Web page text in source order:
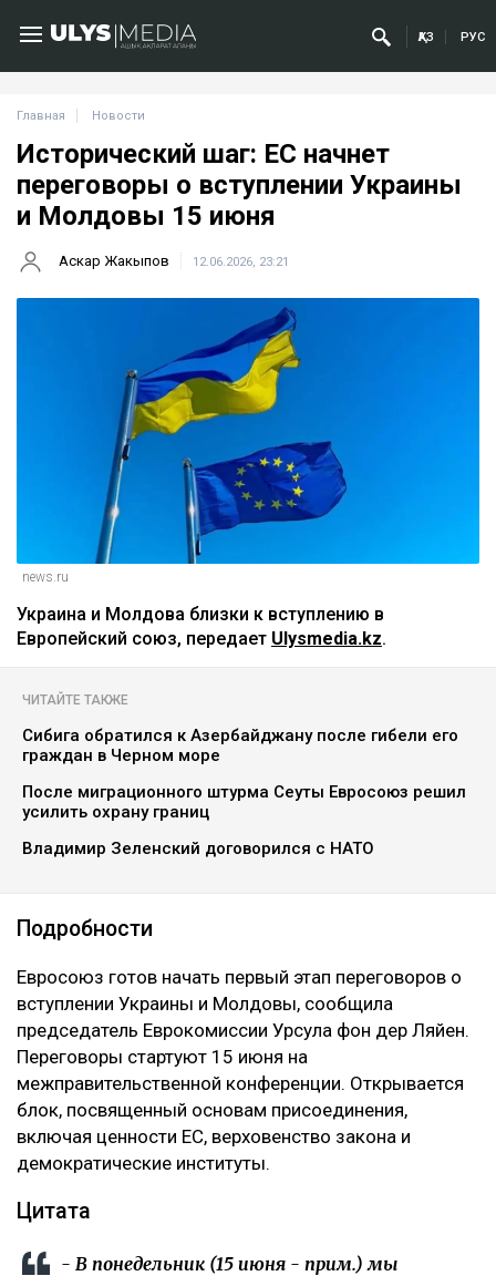
ҚАЗ РУС
Главная Новости
Исторический шаг: ЕС начнет
переговоры о вступлении Украины
и Молдовы 15 июня
Аскар Жакыпов 12.06.2026, 23:21
news.ru
Украина и Молдова близки к вступлению в
Европейский союз, передает Ulysmedia.kz.
ЧИТАЙТЕ ТАКЖЕ
Сибига обратился к Азербайджану после гибели его
граждан в Черном море
После миграционного штурма Сеуты Евросоюз решил
усилить охрану границ
Владимир Зеленский договорился с НАТО
Подробности
Евросоюз готов начать первый этап переговоров о
вступлении Украины и Молдовы, сообщила
председатель Еврокомиссии Урсула фон дер Ляйен.
Переговоры стартуют 15 июня на
межправительственной конференции. Открывается
блок, посвященный основам присоединения,
включая ценности ЕС, верховенство закона и
демократические институты.
Цитата
- В понедельник (15 июня - прим.) мы